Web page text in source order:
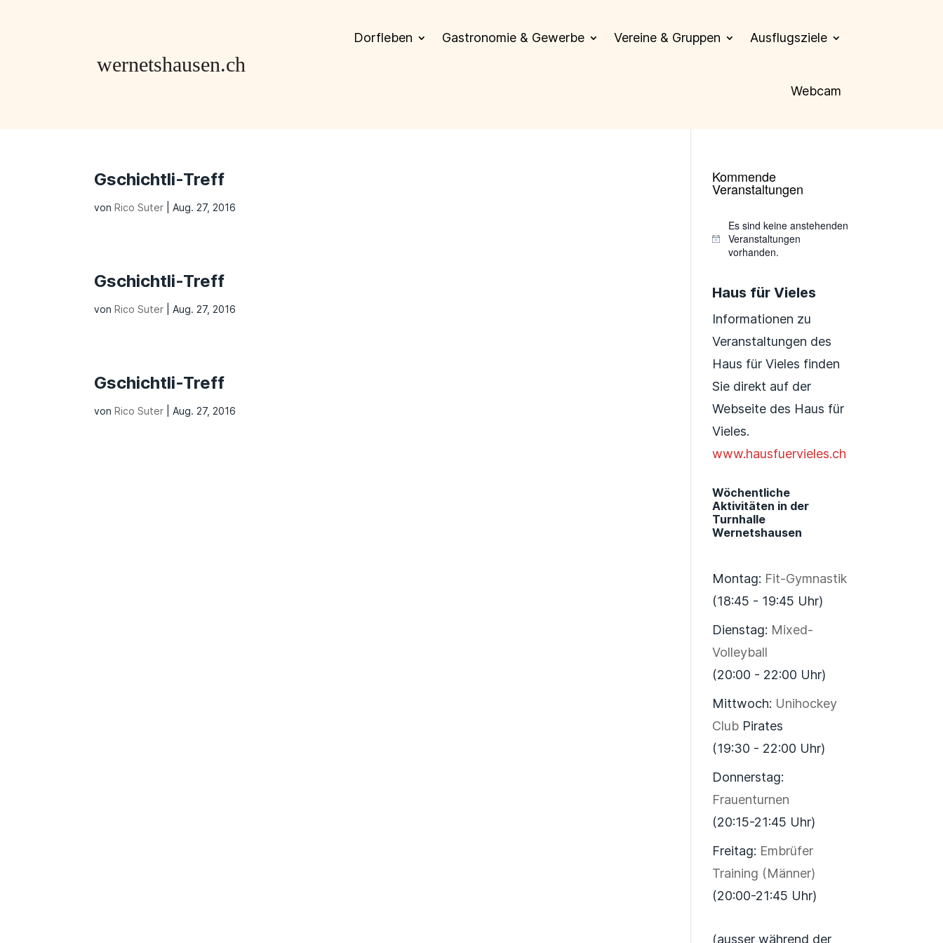
Dorfleben Gastronomie & Gewerbe Vereine & Gruppen Ausflugsziele
Webcam
Gschichtli-Treff
vonRico Suter |Aug. 27, 2016
Gschichtli-Treff
vonRico Suter |Aug. 27, 2016
Gschichtli-Treff
vonRico Suter |Aug. 27, 2016
Kommende
Veranstaltungen
Hinweis
Es sind keine anstehenden
Veranstaltungen
vorhanden.
Haus für Vieles
Informationen zu
Veranstaltungen des
Haus für Vieles finden
Sie direkt auf der
Webseite des Haus für
Vieles.
www.hausfuervieles.ch
Wöchentliche
Aktivitäten in der
Turnhalle
Wernetshausen
Montag: Fit-Gymnastik
(18:45 - 19:45 Uhr)
Dienstag: Mixed-
Volleyball
(20:00 - 22:00 Uhr)
Mittwoch: Unihockey
Club Pirates
(19:30 - 22:00 Uhr)
Donnerstag:
Frauenturnen
(20:15-21:45 Uhr)
Freitag: Embrüfer
Training (Männer)
(20:00-21:45 Uhr)
(ausser während der